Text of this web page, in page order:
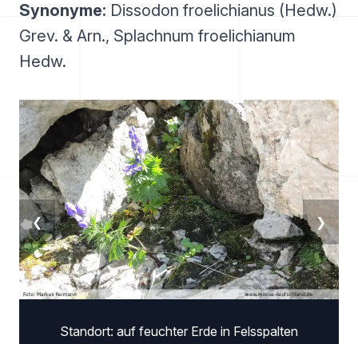
Synonyme: Dissodon froelichianus (Hedw.)
Grev. & Arn., Splachnum froelichianum
Hedw.
Standort: auf feuchter Erde in Felsspalten
❮ ❯